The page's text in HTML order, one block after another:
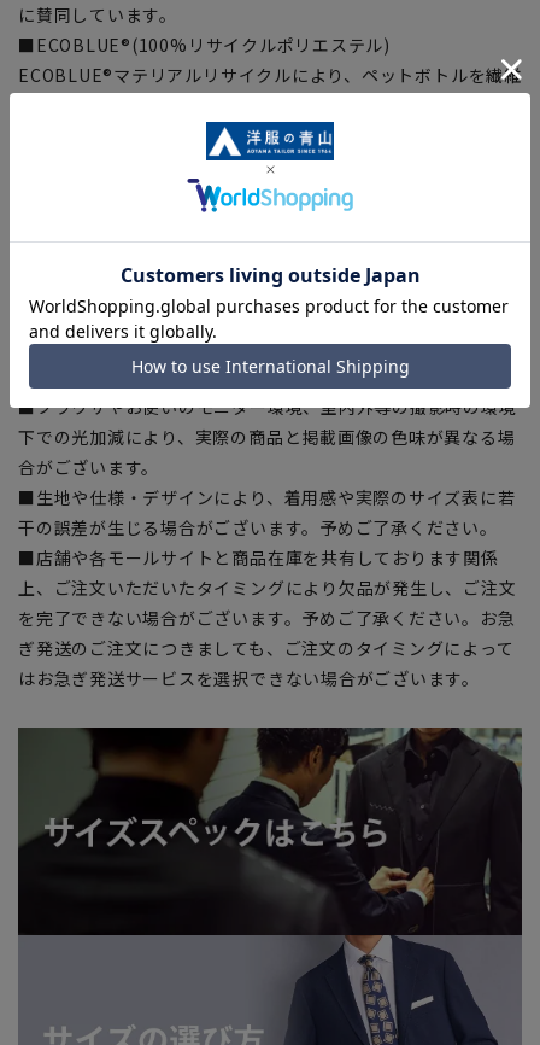
に賛同しています。
■ECOBLUE®(100%リサイクルポリエステル)
ECOBLUE®マテリアルリサイクルにより、ペットボトルを繊維
【シルエット】《やや細身(スッキリ)》(当社比)
■商品画像はサンプルのため、色味やサイズ等の仕様に変更が
ある場合がございますので、予めご了承ください。
■ゆとり感には個人差があります。サイズ表を確認の上、ご購
入の目安としてご利用ください。
■ブラウザやお使いのモニター環境、室内外等の撮影時の環境
下での光加減により、実際の商品と掲載画像の色味が異なる場
合がございます。
■生地や仕様・デザインにより、着用感や実際のサイズ表に若
干の誤差が生じる場合がございます。予めご了承ください。
■店舗や各モールサイトと商品在庫を共有しております関係
上、ご注文いただいたタイミングにより欠品が発生し、ご注文
を完了できない場合がございます。予めご了承ください。お急
ぎ発送のご注文につきましても、ご注文のタイミングによって
はお急ぎ発送サービスを選択できない場合がございます。